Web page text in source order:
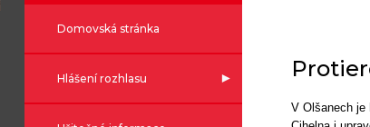
Domovská stránka
Hlášení rozhlasu
V Olšanech je